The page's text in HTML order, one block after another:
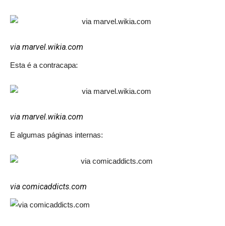
via marvel.wikia.com
Esta é a contracapa:
via marvel.wikia.com
E algumas páginas internas:
via comicaddicts.com